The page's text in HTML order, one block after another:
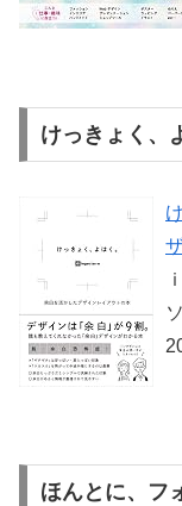
けっきょく、
ほんとに、フ